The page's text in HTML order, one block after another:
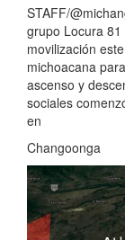
STAFF/
grupo Locura
movilización
michoacana
ascenso y
sociales
en
Changoonga